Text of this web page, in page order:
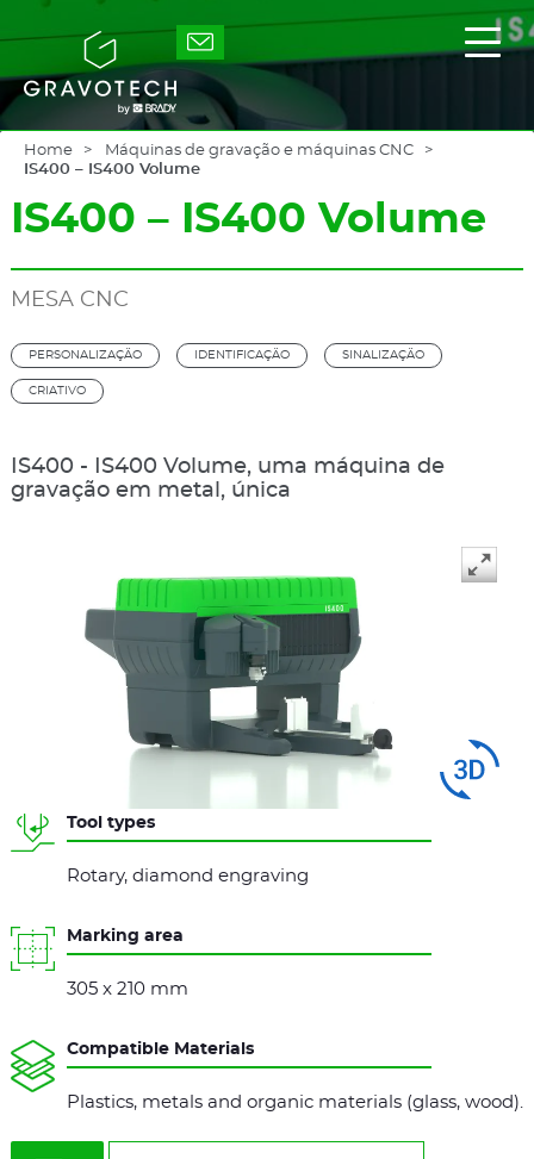
content
Gravotech
Exibir
Home
Máquinas de gravação e máquinas CNC
IS400 – IS400 Volume
IS400 – IS400 Volume
MESA CNC
PERSONALIZAÇÃO IDENTIFICAÇÃO SINALIZAÇÃO
CRIATIVO
IS400 - IS400 Volume, uma máquina de
gravação em metal, única
Swipe
to spin
Tool types
Rotary, diamond engraving
Marking area
305 x 210 mm
Compatible Materials
Plastics, metals and organic materials (glass, wood).